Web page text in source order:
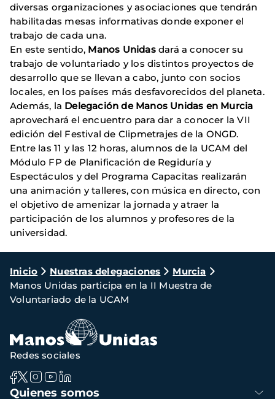
diversas organizaciones y asociaciones que tendrán
habilitadas mesas informativas donde exponer el
trabajo de cada una.
En este sentido, Manos Unidasdará a conocer su
trabajo de voluntariado y los distintos proyectos de
desarrollo que se llevan a cabo, junto con socios
locales, en los países más desfavorecidos del planeta.
Además, la Delegación de Manos Unidas en Murcia
aprovechará el encuentro para dar a conocer la VII
edición del Festival de Clipmetrajes de la ONGD.
Entre las 11 y las 12 horas, alumnos de la UCAM del
Módulo FP de Planificación de Regiduría y
Espectáculos y del Programa Capacitas realizarán
una animación y talleres, con música en directo, con
el objetivo de amenizar la jornada y atraer la
participación de los alumnos y profesores de la
universidad.
Ruta
de
navegación
Inicio Nuestras delegaciones
Murcia
Manos Unidas participa en la II Muestra de
Voluntariado de la UCAM
Navegación
Quienes somos
Redes sociales